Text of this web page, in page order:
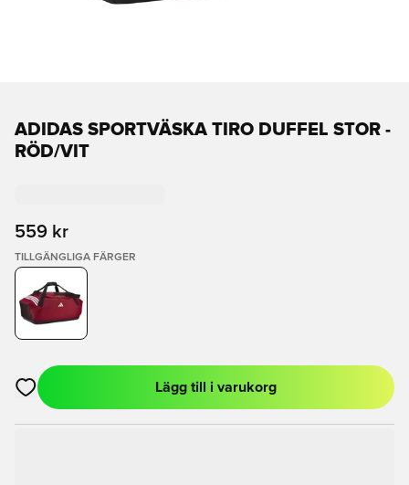
ADIDAS SPORTVÄSKA TIRO DUFFEL STOR -
RÖD/VIT
559 kr
TILLGÄNGLIGA FÄRGER
Öppnar en Modal för att logga in eller registrera dig som
Lägg till i varukorg